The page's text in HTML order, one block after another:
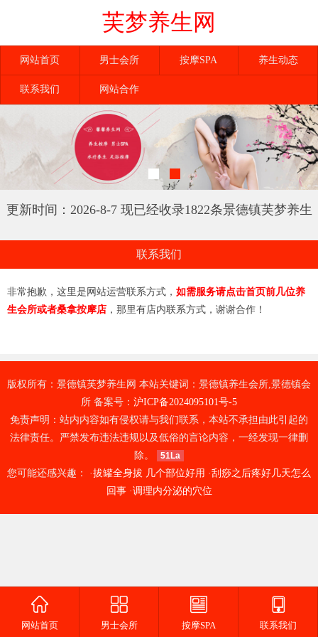
芙梦养生网
网站首页 男士会所 按摩SPA 养生动态
联系我们 网站合作
更新时间：2026-8-7 现已经收录1822条景德镇芙梦养生
联系我们
非常抱歉，这里是网站运营联系方式， 如需服务请点击首页前几位养
生会所或者桑拿按摩店 ，那里有店内联系方式，谢谢合作！
版权所有：景德镇芙梦养生网 本站关键词：景德镇养生会所,景德镇会
所 备案号： 沪ICP备2024095101号-5
免责声明：站内内容如有侵权请与我们联系，本站不承担由此引起的
法律责任。严禁发布违法违规以及低俗的言论内容，一经发现一律删
除。
51La
您可能还感兴趣： ·拔罐全身拔 几个部位好用 ·刮痧之后疼好几天怎么
回事·调理内分泌的穴位
网站首页 男士会所 按摩SPA 联系我们